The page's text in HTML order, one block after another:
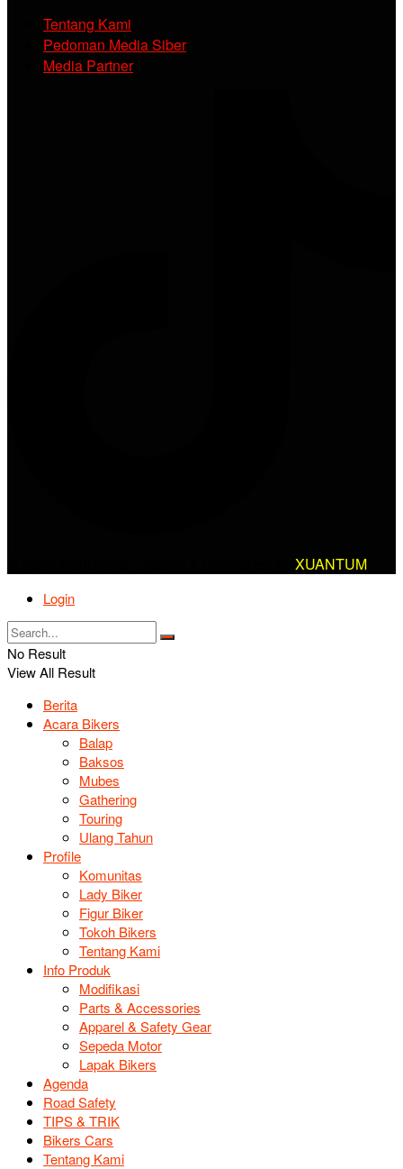
Tentang Kami
Pedoman Media Siber
Media Partner
XUANTUM
Login
No Result
View All Result
Berita
Acara Bikers
Balap
Baksos
Mubes
Gathering
Touring
Ulang Tahun
Profile
Komunitas
Lady Biker
Figur Biker
Tokoh Bikers
Tentang Kami
Info Produk
Modifikasi
Parts & Accessories
Apparel & Safety Gear
Sepeda Motor
Lapak Bikers
Agenda
Road Safety
TIPS & TRIK
Bikers Cars
Tentang Kami